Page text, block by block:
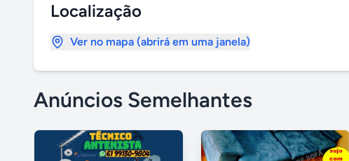
Localização
Ver no mapa (abrirá em uma janela)
Anúncios Semelhantes